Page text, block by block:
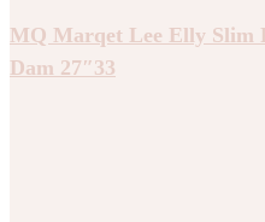
MQ Marqet Lee Elly Slim
Dam 27″33